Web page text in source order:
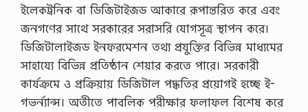
ইলেকট্রনিক বা ডিজিটাইজড আকারে রূপান্তরিত করে এবং
জনগণের সাথে সরকারের সরাসরি যােগসূত্র স্থাপন করে।
ডিজিটালাইজড ইনফরমেশন তথ্য প্রযুক্তির বিভিন্ন মাধ্যমের
সাহায্যে বিভিন্ন প্রতিষ্ঠান শেয়ার করতে পারে। সরকারী
কার্যক্রমে ও প্রক্রিয়ায় ডিজিটাল পদ্ধতির প্রয়ােগই হচ্ছে ই-
গভর্ন্যান্স। অতীতে পাবলিক পরীক্ষার ফলাফল বিশেষ করে